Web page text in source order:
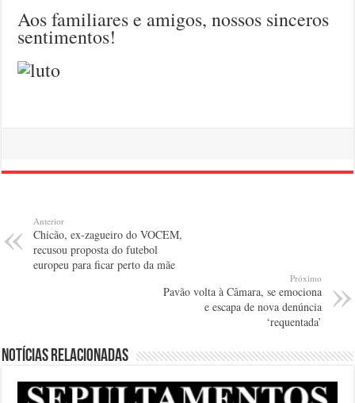
Aos familiares e amigos, nossos sinceros
sentimentos!
Anterior
Chicão, ex-zagueiro do VOCEM,
recusou proposta do futebol
europeu para ficar perto da mãe
Próximo
Pavão volta à Câmara, se emociona
e escapa de nova denúncia
‘requentada’
Notícias relacionadas